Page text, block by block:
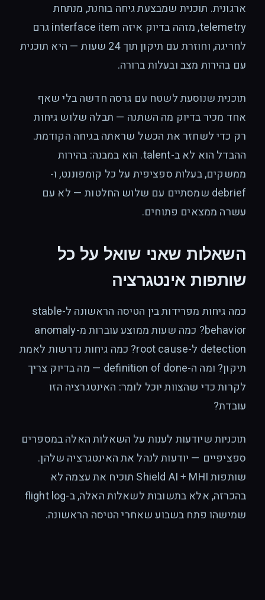
ארגונית. תוכנית שמבצעת גיחה בוחנת, מנתחת
telemetry, מזהה בדיוק איזה interface item גרם
לחריגה, וחוזרת עם תיקון תוך 24 שעות — היא תוכנית
עם בהירות מצב ובעלות ברורה.
תוכנית שנוסעת לשטח עם גרסה חדשה בלי שאף
אחד מכיר בדיוק מה השתנה — תבלה שלוש גיחות
רק כדי לשחזר את הכשל שראתה בגיחה הקודמת.
ההבדל הוא לא ב-talent. הוא במבנה: בהירות
ממשקים, בעלות ספציפית על כל קומפוננט, ו-
debrief שמסתיים עם שלוש החלטות — לא עם
עשרה ממצאים פתוחים.
השאלות שאני שואל על כל
שותפות אינטגרציה
כמה גיחות מפרידות בין הטיסה הראשונה ל-stable
behavior? כמה שעות ממוצע עוברות מ-anomaly
detection ל-root cause? כמה גיחות נדרשות לאמת
תיקון? ומה ה-definition of done — מה בדיוק צריך
לקרות כדי שהצוות יוכל לומר: האינטגרציה הזו
עובדת?
תוכניות שיודעות לענות על השאלות האלה במספרים
ספציפיים — יודעות לנהל את האינטגרציה שלהן.
שותפות Shield AI + MHI תוכיח את עצמה לא
בהכרזה, אלא בתשובות לשאלות האלה, ב-flight log
שמישהו פתח בשבוע שאחרי הטיסה הראשונה.